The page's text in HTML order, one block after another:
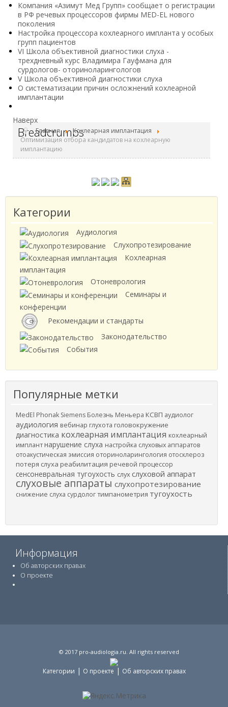
Компания «Азимут Мед Групп» сообщает о регистрации
в РФ речевых процессоров фирмы MED-EL нового
поколения
Настройка процессора кохлеарного импланта у особых
групп пациентов
VI Школа объективной диагностики слуха -
трехдневный курс Владимира Гауфмана для
сурдологов- оториноларингологов
V Школа объективной диагностики слуха
О систематизации причин осложнений кохлеарной
имплантации
Наверх
Breadcrumbs
Главная
Кохлеарная имплантация
Оптимизация отбора кандидатов на кохлеарную
имплантацию
Категории
Аудиология
Слухопротезирование
Кохлеарная
имплантация
Отоневрология
Семинары и
конференции
Рекомендации и стандарты
Законодательство
События
Популярные метки
MedEl Phonak Siemens Болезнь Меньера КСВП аудиолог
аудиология вебинар глухота головокружение
диагностика кохлеарная имплантация кохлеарный
имплантнарушение слуха настройка слуховых аппаратов
отоакустическая эмиссия оториноларингология отосклероз
потеря слуха реабилитация речевой процессор
сенсоневральная тугоухость слухслуховой аппарат
слуховые аппараты слухопротезирование
снижение слуха сурдологтимпанометрия тугоухость
Информация
Об авторских правах
О проекте
© 2017 pro-audiologia.ru. All rights reserved
Категории | О проекте | Об авторских правах